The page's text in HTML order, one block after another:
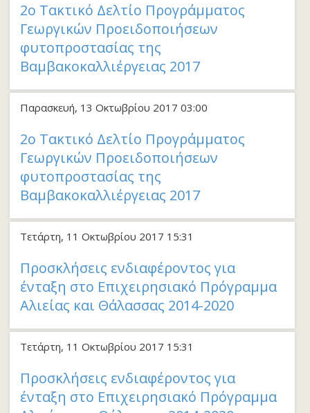
2ο Τακτικό Δελτίο Προγράμματος
Γεωργικών Προειδοποιήσεων
φυτοπροστασίας της
Βαμβακοκαλλιέργειας 2017
Παρασκευή, 13 Οκτωβρίου 2017 03:00
2ο Τακτικό Δελτίο Προγράμματος
Γεωργικών Προειδοποιήσεων
φυτοπροστασίας της
Βαμβακοκαλλιέργειας 2017
Τετάρτη, 11 Οκτωβρίου 2017 15:31
Προσκλήσεις ενδιαφέροντος για
ένταξη στο Επιχειρησιακό Πρόγραμμα
Αλιείας και Θάλασσας 2014-2020
Τετάρτη, 11 Οκτωβρίου 2017 15:31
Προσκλήσεις ενδιαφέροντος για
ένταξη στο Επιχειρησιακό Πρόγραμμα